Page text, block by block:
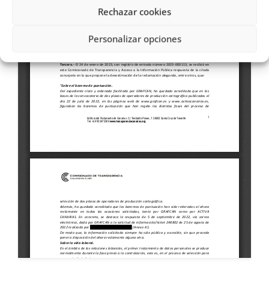
Rechazar cookies
Personalizar opciones